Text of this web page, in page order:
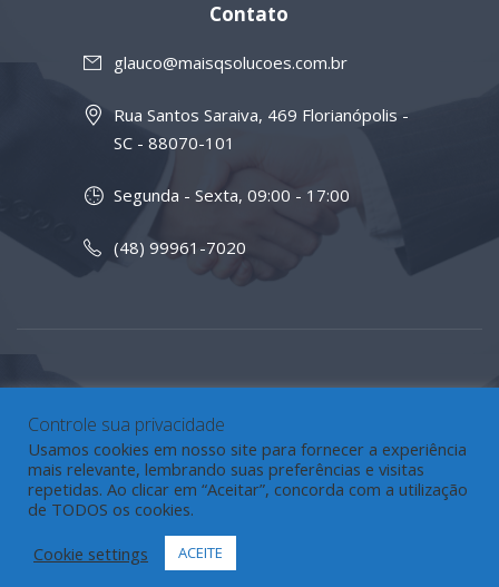
Contato
glauco@maisqsolucoes.com.br
Rua Santos Saraiva, 469 Florianópolis -
SC - 88070-101
Segunda - Sexta, 09:00 - 17:00
(48) 99961-7020
Desenvolvido por
Controle sua privacidade
Usamos cookies em nosso site para fornecer a experiência
mais relevante, lembrando suas preferências e visitas
repetidas. Ao clicar em “Aceitar”, concorda com a utilização
de TODOS os cookies.
Cookie settings
ACEITE